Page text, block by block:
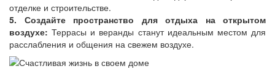
отделке и строительстве.
5. Создайте пространство для отдыха на открытом
воздухе: Террасы и веранды станут идеальным местом для
расслабления и общения на свежем воздухе.